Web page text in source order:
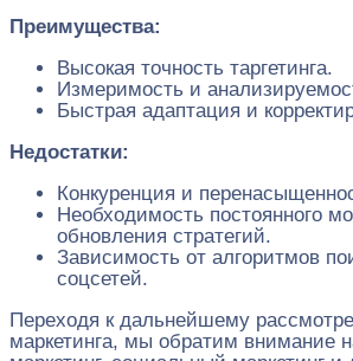
Преимущества:
Высокая точность таргетинга.
Измеримость и
Быстрая адаптация и
Недостатки:
Конкуренция и
Необходимость постоянного
обновления стратегий.
Зависимость от алгоритмов
соцсетей.
Переходя к дальнейшему
маркетинга, мы обратим внимание